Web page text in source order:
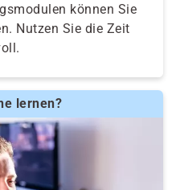
können Sie
Nutzen Sie die Zeit
lernen?